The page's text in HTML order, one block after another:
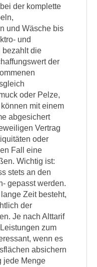
der komplette
und Wäsche bis
und
bezahlt die
der
oder Pelze,
mit einem
abgesichert
Vertrag
oder
Fall eine
Wichtig ist:
stets an den
gepasst werden.
Zeit besteht,
der
Je nach Alttarif
zum
wenn es
absichern
jede Menge